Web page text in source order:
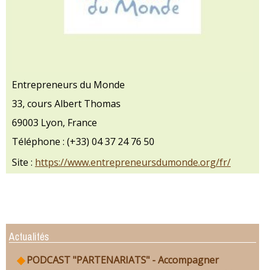
Entrepreneurs du Monde
33, cours Albert Thomas
69003 Lyon, France
Téléphone : (+33) 04 37 24 76 50
Site : https://www.entrepreneursdumonde.org/fr/
Actualités
PODCAST "PARTENARIATS" - Accompagner